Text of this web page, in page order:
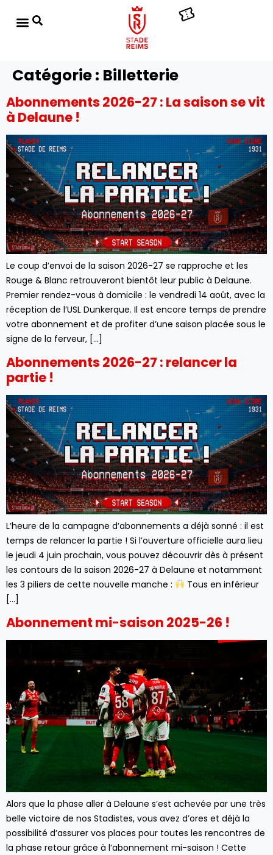
Catégorie : Billetterie
Abonnements 2026-27 : La saison se vit
à Delaune !
Le coup d’envoi de la saison 2026-27 se rapproche et les
Rouge & Blanc retrouveront bientôt leur public à Delaune.
Premier rendez-vous à domicile : le vendredi 14 août, avec la
réception de l’USL Dunkerque. Il est encore temps de prendre
votre abonnement et de profiter d’une saison placée sous le
signe de la ferveur, […]
Abonnements 2026-27 : relancer la
partie !
L’heure de la campagne d’abonnements a déjà sonné : il est
temps de relancer la partie ! Si l’ouverture officielle aura lieu
le jeudi 4 juin prochain, vous pouvez découvrir dès à présent
les contours de la saison 2026-27 à Delaune et notamment
les 3 piliers de cette nouvelle manche :
Tous en inférieur
[…]
Abonnement mi-saison 2025-26 !
Alors que la phase aller à Delaune s’est achevée par une très
belle victoire de nos Stadistes, vous avez d’ores et déjà la
possibilité d’assurer vos places pour toutes les rencontres de
la phase retour grâce à l’abonnement mi-saison ! Cette